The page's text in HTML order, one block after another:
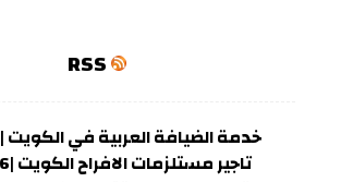
RSS
خدمة الضيافة العربية في الكويت |56632006
تاجير مستلزمات الافراح الكويت |56632006